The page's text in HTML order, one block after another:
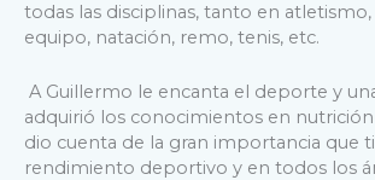
todas las disciplinas, tanto en
equipo, natación, remo, tenis, etc.
A Guillermo le encanta el deporte y
adquirió los conocimientos en
dio cuenta de la gran importancia que
rendimiento deportivo y en todos los